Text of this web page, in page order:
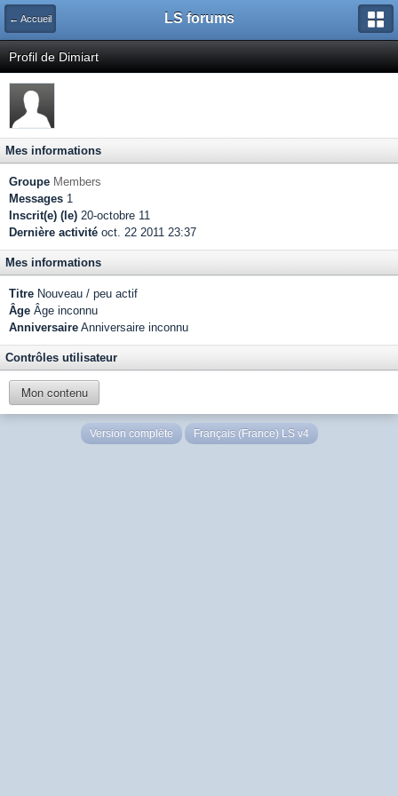
← Accueil LS forums
Profil de Dimiart
Mes informations
Groupe Members
Messages 1
Inscrit(e) (le) 20-octobre 11
Dernière activité oct. 22 2011 23:37
Mes informations
Titre Nouveau / peu actif
Âge Âge inconnu
Anniversaire Anniversaire inconnu
Contrôles utilisateur
Mon contenu
Version complète Français (France) LS v4